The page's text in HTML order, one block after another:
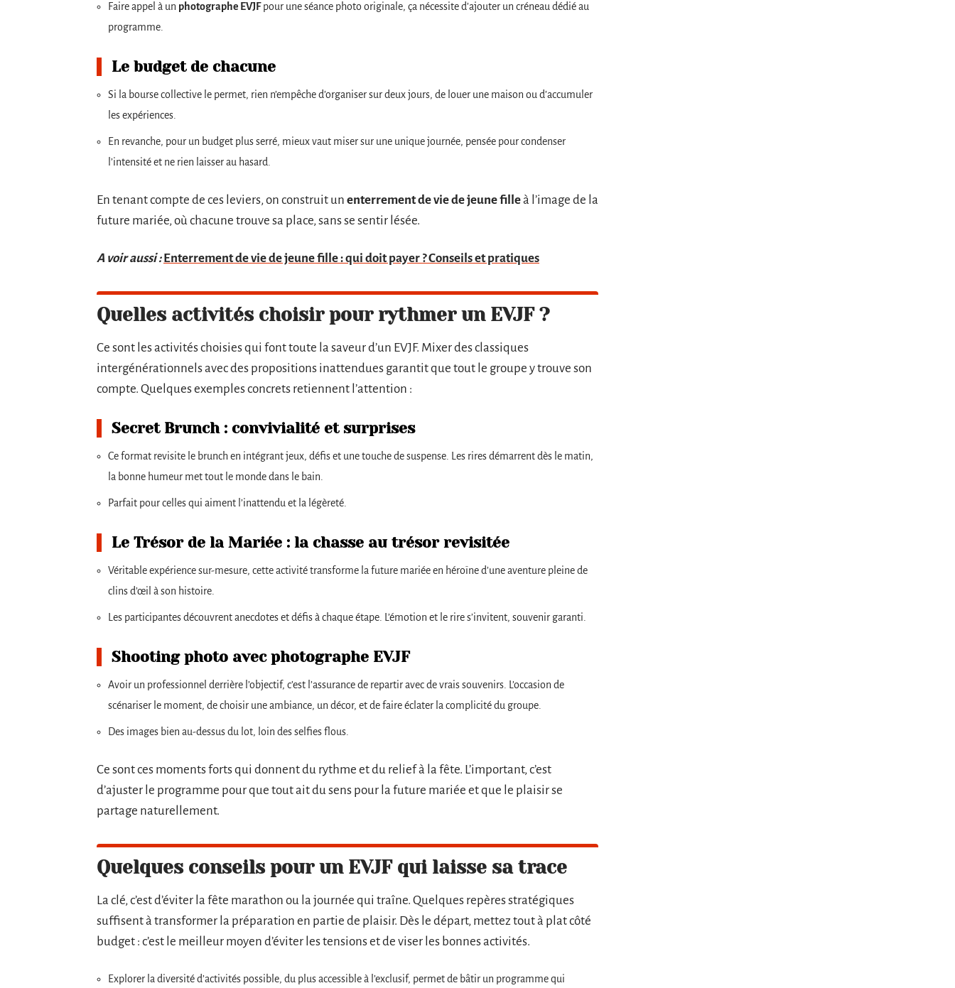
Faire appel à un photographe EVJFpour une séance photo originale, ça nécessite d’ajouter un créneau dédié au
programme.
Le budget de chacune
Si la bourse collective le permet, rien n’empêche d’organiser sur deux jours, de louer une maison ou d’accumuler
les expériences.
En revanche, pour un budget plus serré, mieux vaut miser sur une unique journée, pensée pour condenser
l’intensité et ne rien laisser au hasard.
En tenant compte de ces leviers, on construit un enterrement de vie de jeune filleà l’image de la
future mariée, où chacune trouve sa place, sans se sentir lésée.
A voir aussi : Enterrement de vie de jeune fille : qui doit payer ? Conseils et pratiques
Quelles activités choisir pour rythmer un EVJF ?
Ce sont les activités choisies qui font toute la saveur d’un EVJF. Mixer des classiques
intergénérationnels avec des propositions inattendues garantit que tout le groupe y trouve son
compte. Quelques exemples concrets retiennent l’attention :
Secret Brunch : convivialité et surprises
Ce format revisite le brunch en intégrant jeux, défis et une touche de suspense. Les rires démarrent dès le matin,
la bonne humeur met tout le monde dans le bain.
Parfait pour celles qui aiment l’inattendu et la légèreté.
Le Trésor de la Mariée : la chasse au trésor revisitée
Véritable expérience sur-mesure, cette activité transforme la future mariée en héroïne d’une aventure pleine de
clins d’œil à son histoire.
Les participantes découvrent anecdotes et défis à chaque étape. L’émotion et le rire s’invitent, souvenir garanti.
Shooting photo avec photographe EVJF
Avoir un professionnel derrière l’objectif, c’est l’assurance de repartir avec de vrais souvenirs. L’occasion de
scénariser le moment, de choisir une ambiance, un décor, et de faire éclater la complicité du groupe.
Des images bien au-dessus du lot, loin des selfies flous.
Ce sont ces moments forts qui donnent du rythme et du relief à la fête. L’important, c’est
d’ajuster le programme pour que tout ait du sens pour la future mariée et que le plaisir se
partage naturellement.
Quelques conseils pour un EVJF qui laisse sa trace
La clé, c’est d’éviter la fête marathon ou la journée qui traîne. Quelques repères stratégiques
suffisent à transformer la préparation en partie de plaisir. Dès le départ, mettez tout à plat côté
budget : c’est le meilleur moyen d’éviter les tensions et de viser les bonnes activités.
Explorer la diversité d’activités possible, du plus accessible à l’exclusif, permet de bâtir un programme qui